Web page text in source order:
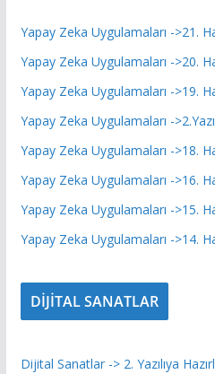
Yapay Zeka Uygulamaları ->21.
Yapay Zeka Uygulamaları ->20.
Yapay Zeka Uygulamaları ->19.
Yapay Zeka Uygulamaları -
Yapay Zeka Uygulamaları ->18.
Yapay Zeka Uygulamaları ->16.
Yapay Zeka Uygulamaları ->15.
Yapay Zeka Uygulamaları ->14.
DİJİTAL SANATLAR
Dijital Sanatlar -> 2. Yazılıya